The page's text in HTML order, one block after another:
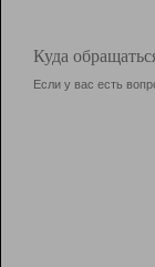
Куда
Если у вас есть